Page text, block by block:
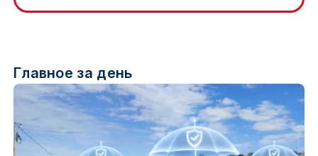
Главное за день